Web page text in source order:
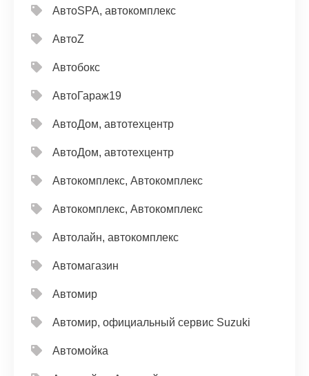
АвтоSPA, автокомплекс
АвтоZ
Автобокс
АвтоГараж19
АвтоДом, автотехцентр
АвтоДом, автотехцентр
Автокомплекс, Автокомплекс
Автокомплекс, Автокомплекс
Автолайн, автокомплекс
Автомагазин
Автомир
Автомир, официальный сервис Suzuki
Автомойка